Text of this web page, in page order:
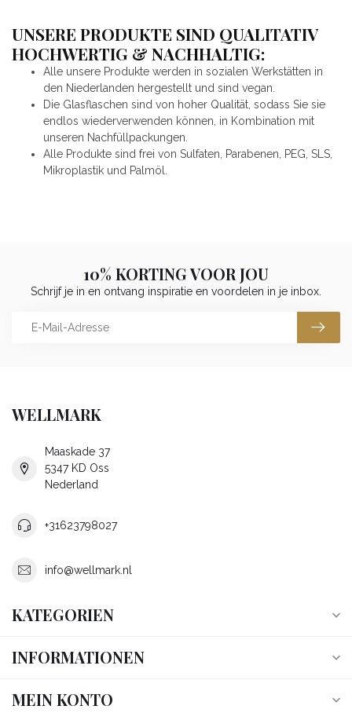
UNSERE PRODUKTE SIND QUALITATIV
HOCHWERTIG & NACHHALTIG:
Alle unsere Produkte werden in sozialen Werkstätten in
den Niederlanden hergestellt und sind vegan.
Die Glasflaschen sind von hoher Qualität, sodass Sie sie
endlos wiederverwenden können, in Kombination mit
unseren Nachfüllpackungen.
Alle Produkte sind frei von Sulfaten, Parabenen, PEG, SLS,
Mikroplastik und Palmöl.
10% KORTING VOOR JOU
Schrijf je in en ontvang inspiratie en voordelen in je inbox.
WELLMARK
Maaskade 37
5347 KD Oss
Nederland
+31623798027
info@wellmark.nl
KATEGORIEN
INFORMATIONEN
MEIN KONTO